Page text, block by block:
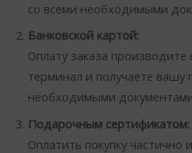
со всеми необходимыми
Банковской картой:
Оплату заказа производите
терминал и получаете вашу
необходимыми
Подарочным сертификатом:
Оплатить покупку